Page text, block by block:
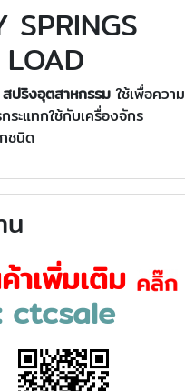
SPRINGS
ปริงอุตสาหกรรมใช้เพื่อความ
ะแทกใช้กับเครื่องจักร
ชนิด
น
าเพิ่มเติม
ctcsale